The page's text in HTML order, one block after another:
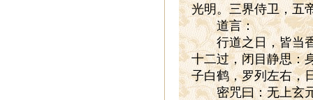
光明。三界侍卫，五
道言：
行道之日，皆当香
十二过，闭目静思：
子白鹤，罗列左右，
密咒曰：无上玄元